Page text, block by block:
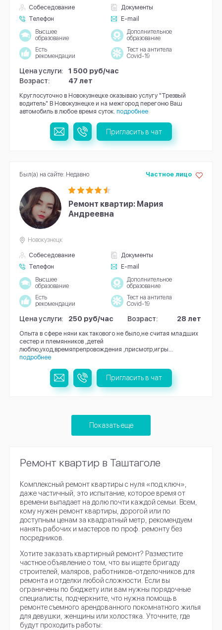
Собеседование
Документы
Телефон
E-mail
Высшее
образование
Дополнительное
образование
Есть
рекомендации
Тест на антитела
Covid-19
Цена услуги:
1 500 руб/час
Возраст:
47 лет
Круглосуточно в Новокузнецке оказываю услугу "Трезвый
водитель" В Новокузнецке и на межгород перегоню Ваш
автомобиль в любое время суток. подробнее
Пригласить в чат
Ремонт квартир: Мария
Андреевна
Собеседование
Документы
Телефон
E-mail
Частное лицо
Новокузнецк
Высшее
образование
Дополнительное
образование
Есть
рекомендации
Тест на антитела
Covid-19
Цена услуги: 250 руб/час Возраст: 28 лет
Опыта в сфере няни как такового не было,не считая младших
сестер и племянников ,детей
люблю,уход,времяпрепровождения ,присмотр,игры...
подробнее
Был(а) на сайте: Недавно
Пригласить в чат
Показать еще
Ремонт квартир в Таштаголе
Комплексный ремонт квартиры с нуля «под ключ»,
даже частичный, это испытание, которое время от
времени выпадает на долю почти каждой семьи. Всем,
кому нужен ремонт квартиры, дорогой или по
доступным ценам за квадратный метр, рекомендуем
нанять рабочих и мастеров по проф. ремонту без
посредников.
Хотите заказать квартирный ремонт? Разместите
частное объявление о том, что вы ищете бригаду
строителей, маляров, работников-отделочников для
ремонта и отделки любой сложности. Если вы
ограничены по бюджету или вам нужны порядочные
специалисты, подчеркните, что нужна помощь в
ремонте съемного арендованного покомнатного жилья
для девушки, женщины или холостяка. Уточните, где
будут проходить работы: